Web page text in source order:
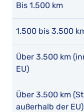
Bis 1.500 km
1.500 bis 3.500
Über 3.500 km
EU)
Über 3.500 km
außerhalb der EU)